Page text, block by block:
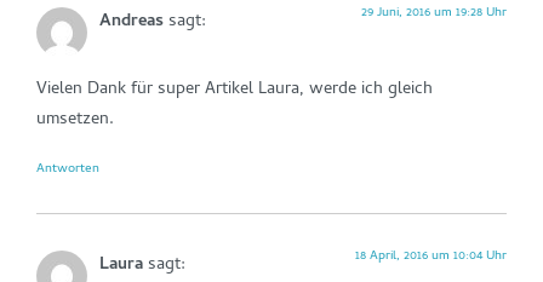
Andreassagt: 29 Juni, 2016 um 19:28 Uhr
Vielen Dank für super Artikel Laura, werde ich gleich
umsetzen.
Antworten
Laurasagt: 18 April, 2016 um 10:04 Uhr